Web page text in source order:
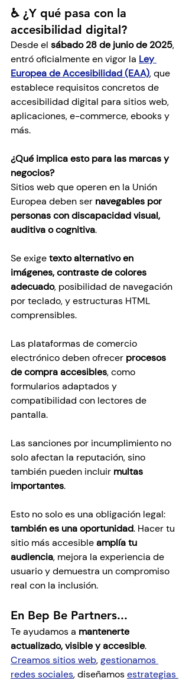
♿ ¿Y qué pasa con la
accesibilidad digital?
Desde el sábado 28 de junio de 2025,
entró oficialmente en vigor la Ley
Europea de Accesibilidad (EAA), que
establece requisitos concretos de
accesibilidad digital para sitios web,
aplicaciones, e-commerce, ebooks y
más.
¿Qué implica esto para las marcas y
negocios?
Sitios web que operen en la Unión
Europea deben ser navegables por
personas con discapacidad visual,
auditiva o cognitiva.
Se exige texto alternativo en
imágenes, contraste de colores
adecuado, posibilidad de navegación
por teclado, y estructuras HTML
comprensibles.
Las plataformas de comercio
electrónico deben ofrecer procesos
de compra accesibles, como
formularios adaptados y
compatibilidad con lectores de
pantalla.
Las sanciones por incumplimiento no
solo afectan la reputación, sino
también pueden incluir multas
importantes.
Esto no solo es una obligación legal:
también es una oportunidad. Hacer tu
sitio más accesible amplía tu
audiencia, mejora la experiencia de
usuario y demuestra un compromiso
real con la inclusión.
En Bep Be Partners...
Te ayudamos a mantenerte
actualizado, visible y accesible.
Creamos sitios web, gestionamos
redes sociales, diseñamos estrategias